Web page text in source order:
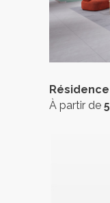
À partir de